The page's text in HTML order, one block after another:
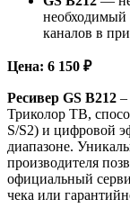
каналов в
Цена: 6 150 ₽
Ресивер GS B212 –
Триколор ТВ,
S/S2) и цифровой
диапазоне.
производителя
официальный
чека или